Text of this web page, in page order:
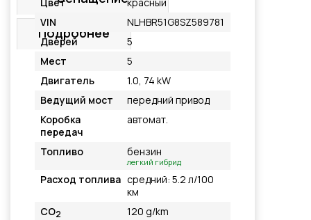
Подробнее
VIN
NLHBR51G8SZ589781
Дверей
5
Мест
5
Двигатель
1.0, 74 kW
Ведущий мост
передний привод
Коробка
передач
автомат.
Топливо бензин
легкий гибрид
Расход топлива средний: 5.2 л/100
км
CO2
120 g/km